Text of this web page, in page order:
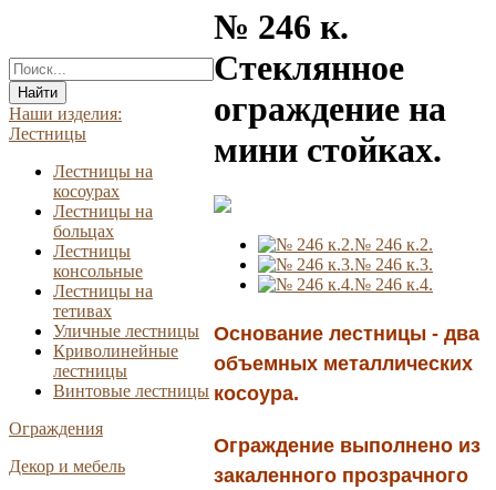
Найти
Наши изделия:
Лестницы
Лестницы на
косоурах
Лестницы на
больцах
Лестницы
консольные
Лестницы на
тетивах
Уличные лестницы
Криволинейные
лестницы
Винтовые лестницы
Ограждения
Декор и мебель
№ 246 к.
Стеклянное
ограждение на
мини стойках.
№ 246 к.2.
№ 246 к.3.
№ 246 к.4.
Основание лестницы - два
объемных металлических
косоура.
Ограждение выполнено из
закаленного прозрачного